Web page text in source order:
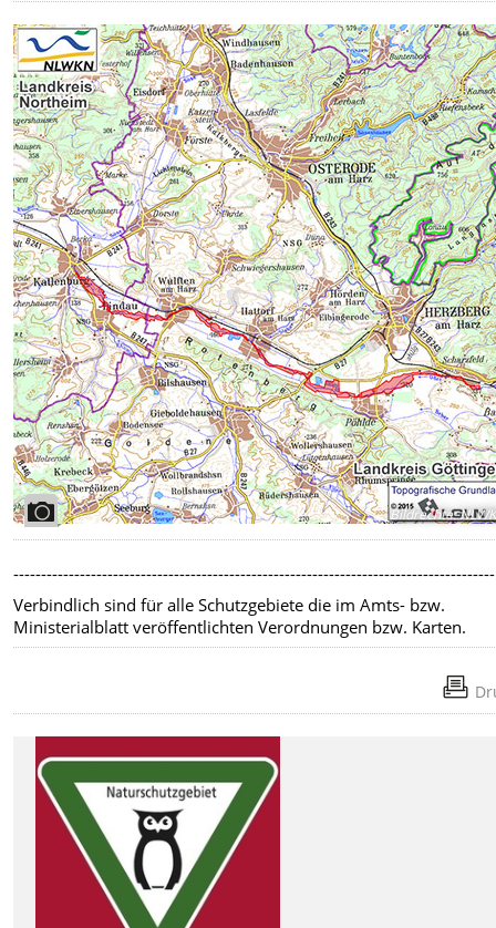
Bildrechte:
---------------------------------------------------------------------------------------
Verbindlich sind für alle Schutzgebiete die im Amts- bzw.
Ministerialblatt veröffentlichten Verordnungen bzw. Karten.